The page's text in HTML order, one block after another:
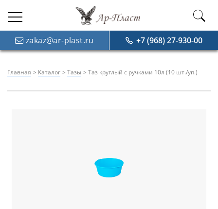
zakaz@ar-plast.ru +7 (968) 27-930-00
Главная Каталог Тазы Таз круглый с ручками 10л (10 шт./уп.)